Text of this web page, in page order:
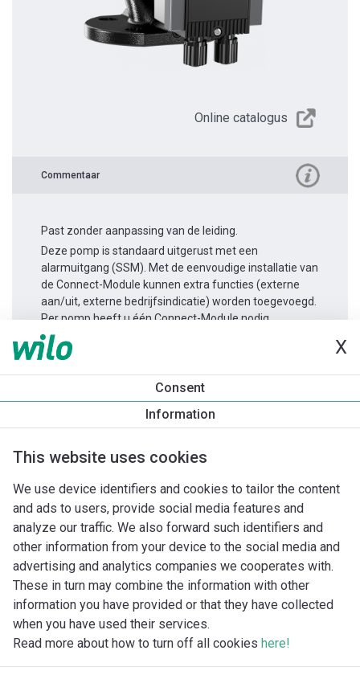
X
Consent
Information
This website uses cookies
We use device identifiers and cookies to tailor the content
and ads to users, provide social media features and
analyze our traffic. We also forward such identifiers and
other information from your device to the social media and
advertising and analytics companies we cooperates with.
These in turn may combine the information with other
information you have provided or that they have collected
when you have used their services.
Read more about how to turn off all cookies here!
Online catalogus
Commentaar
Past zonder aanpassing van de leiding.
Deze pomp is standaard uitgerust met een
alarmuitgang (SSM). Met de eenvoudige installatie van
de Connect-Module kunnen extra functies (externe
aan/uit, externe bedrijfsindicatie) worden toegevoegd.
Per pomp heeft u één Connect-Module nodig.
Productinformatie
Imprint